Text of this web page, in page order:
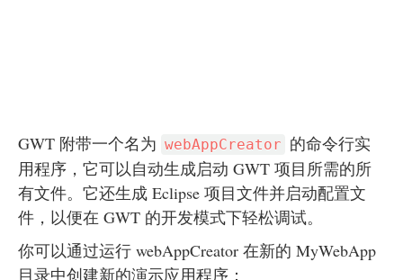
GWT 附带一个名为 webAppCreator 的命令行实
用程序，它可以自动生成启动 GWT 项目所需的所
有文件。它还生成 Eclipse 项目文件并启动配置文
件，以便在 GWT 的开发模式下轻松调试。
你可以通过运行 webAppCreator 在新的 MyWebApp
目录中创建新的演示应用程序：